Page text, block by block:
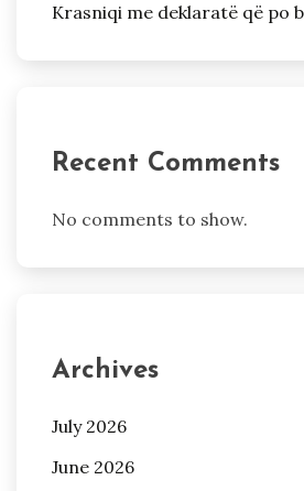
Krasniqi me deklaratë që po
Recent Comments
No comments to show.
Archives
July 2026
June 2026